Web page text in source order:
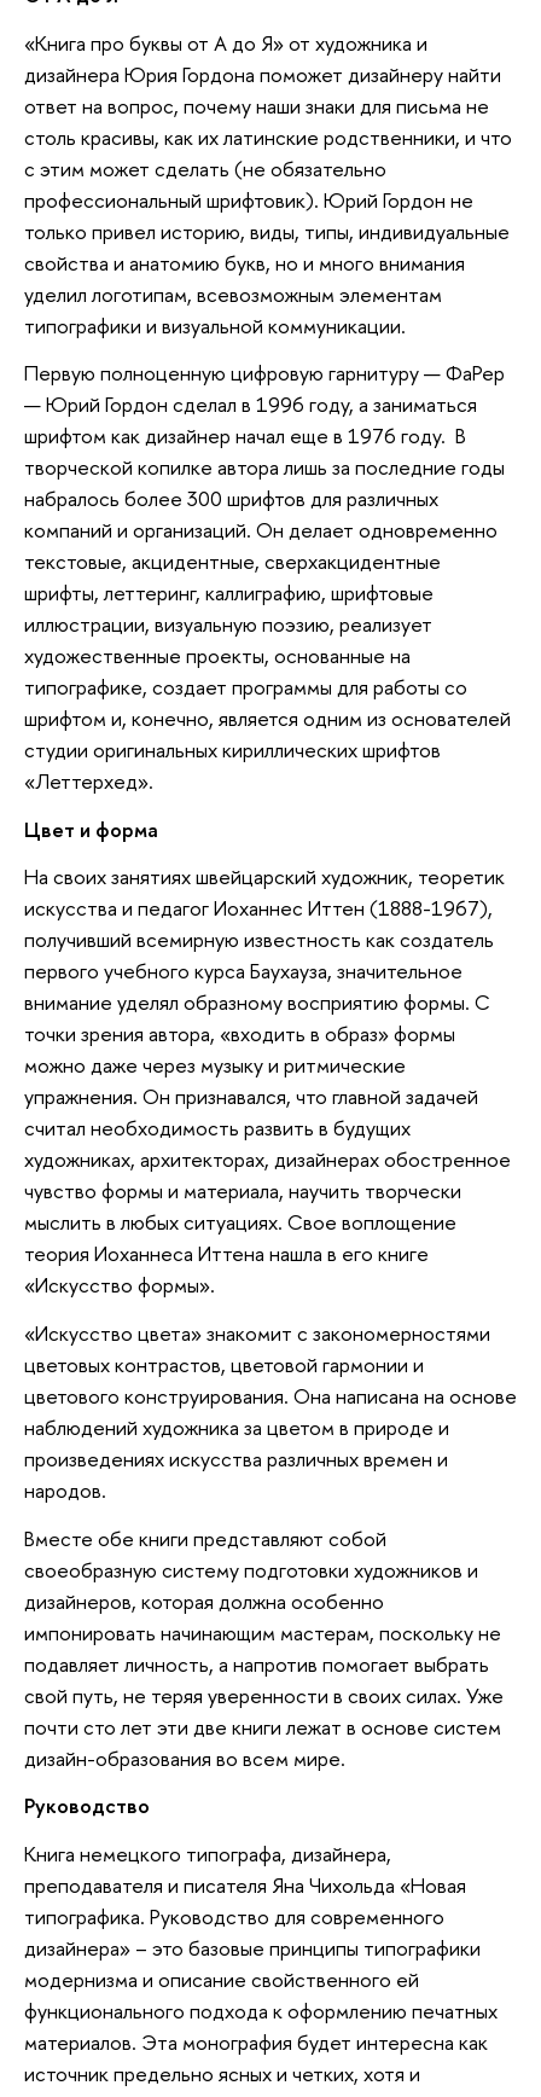
«Книга про буквы от А до Я» от художника и
дизайнера Юрия Гордона поможет дизайнеру найти
ответ на вопрос, почему наши знаки для письма не
столь красивы, как их латинские родственники, и что
с этим может сделать (не обязательно
профессиональный шрифтовик). Юрий Гордон не
только привел историю, виды, типы, индивидуальные
свойства и анатомию букв, но и много внимания
уделил логотипам, всевозможным элементам
типографики и визуальной коммуникации.
Первую полноценную цифровую гарнитуру — ФаРер
— Юрий Гордон сделал в 1996 году, а заниматься
шрифтом как дизайнер начал еще в 1976 году. В
творческой копилке автора лишь за последние годы
набралось более 300 шрифтов для различных
компаний и организаций. Он делает одновременно
текстовые, акцидентные, сверхакцидентные
шрифты, леттеринг, каллиграфию, шрифтовые
иллюстрации, визуальную поэзию, реализует
художественные проекты, основанные на
типографике, создает программы для работы со
шрифтом и, конечно, является одним из основателей
студии оригинальных кириллических шрифтов
«Леттерхед».
Цвет и форма
На своих занятиях швейцарский художник, теоретик
искусства и педагог Иоханнес Иттен (1888-1967),
получивший всемирную известность как создатель
первого учебного курса Баухауза, значительное
внимание уделял образному восприятию формы. С
точки зрения автора, «входить в образ» формы
можно даже через музыку и ритмические
упражнения. Он признавался, что главной задачей
считал необходимость развить в будущих
художниках, архитекторах, дизайнерах обостренное
чувство формы и материала, научить творчески
мыслить в любых ситуациях. Свое воплощение
теория Иоханнеса Иттена нашла в его книге
«Искусство формы».
«Искусство цвета» знакомит с закономерностями
цветовых контрастов, цветовой гармонии и
цветового конструирования. Она написана на основе
наблюдений художника за цветом в природе и
произведениях искусства различных времен и
народов.
Вместе обе книги представляют собой
своеобразную систему подготовки художников и
дизайнеров, которая должна особенно
импонировать начинающим мастерам, поскольку не
подавляет личность, а напротив помогает выбрать
свой путь, не теряя уверенности в своих силах. Уже
почти сто лет эти две книги лежат в основе систем
дизайн-образования во всем мире.
Руководство
Книга немецкого типографа, дизайнера,
преподавателя и писателя Яна Чихольда «Новая
типографика. Руководство для современного
дизайнера» – это базовые принципы типографики
модернизма и описание свойственного ей
функционального подхода к оформлению печатных
материалов. Эта монография будет интересна как
источник предельно ясных и четких, хотя и